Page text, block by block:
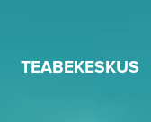
TEABEKESKUS